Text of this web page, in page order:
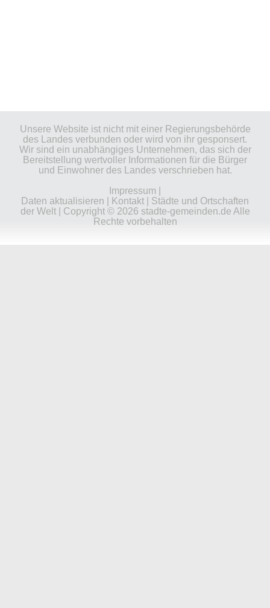
Unsere Website ist nicht mit einer Regierungsbehörde
des Landes verbunden oder wird von ihr gesponsert.
Wir sind ein unabhängiges Unternehmen, das sich der
Bereitstellung wertvoller Informationen für die Bürger
und Einwohner des Landes verschrieben hat.
Impressum
Daten aktualisieren
Kontakt
Städte und Ortschaften
der Welt| Copyright © 2026 stadte-gemeinden.de Alle
Rechte vorbehalten